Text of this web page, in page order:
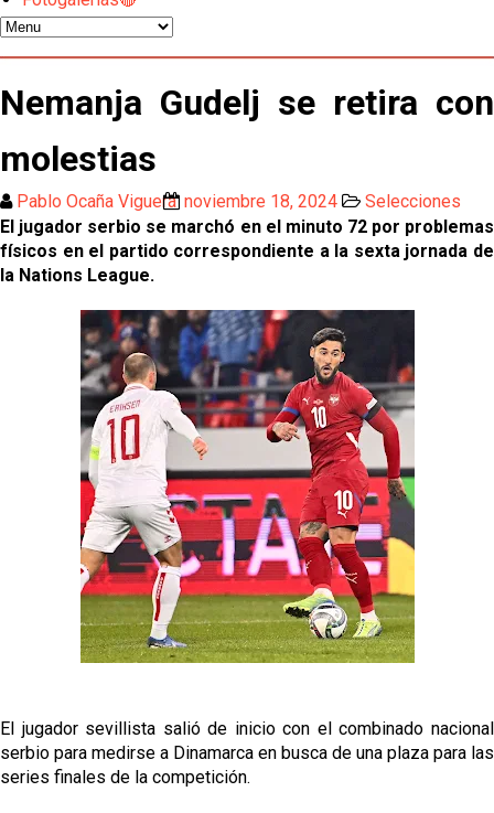
El Sevilla mueve ficha por Robbie Ure: la opción 'A'
para el ataque nervionense
Los contratiempos para García Plaza por la mala
gestión de un inválido Consejo
El Sevilla C se queda en Tercera Federación
Atlético y Getafe agitan el mercado de LaLiga
El Sevilla FC plantea ampliar hasta cinco fichajes
más antes del cierre
Djibril Sow pone rumbo a Italia para firmar su nuevo
contrato con el Genoa
Kochorashvili, seria opción para reforzar el centro
del campo sevillista
Sow muy cerca de cerrar su traspaso al Genoa
Oso es el siguiente en la lista para salir
Sevilla Femenino para la 2026/27
Nemanja Gudelj se retira con
molestias
Pablo Ocaña Viguera noviembre 18, 2024
Selecciones
El jugador serbio se marchó en el minuto 72 por problemas
físicos en el partido correspondiente a la sexta jornada de
la Nations League.
El jugador sevillista salió de inicio con el combinado nacional
serbio para medirse a Dinamarca en busca de una plaza para las
series finales de la competición.